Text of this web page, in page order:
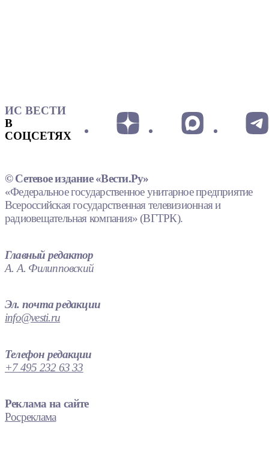
ИС ВЕСТИ
В
СОЦСЕТЯХ
© Сетевое издание «Вести.Ру»
«Федеральное государственное унитарное предприятие
Всероссийская государственная телевизионная и
радиовещательная компания» (ВГТРК).
Главный редактор
А. А. Филипповский
Эл. почта редакции
info@vesti.ru
Телефон редакции
+7 495 232 63 33
Реклама на сайте
Росреклама